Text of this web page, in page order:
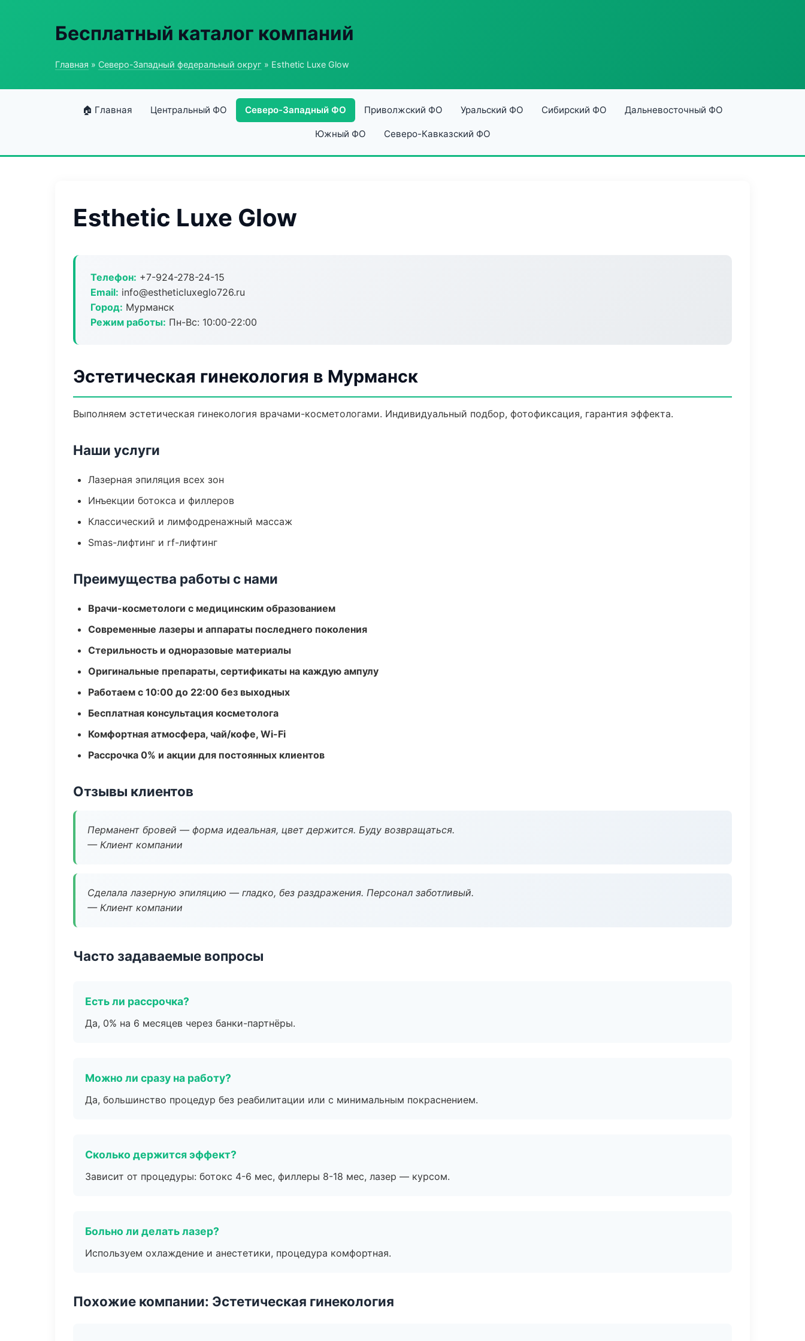
Бесплатный каталог компаний
Главная » Северо-Западный федеральный округ » Esthetic Luxe Glow
🏠 Главная Центральный ФО Северо-Западный ФО Приволжский ФО Уральский ФО Сибирский ФО Дальневосточный ФО
Южный ФО Северо-Кавказский ФО
Esthetic Luxe Glow
Телефон: +7-924-278-24-15
Email: info@estheticluxeglo726.ru
Город: Мурманск
Режим работы: Пн-Вс: 10:00-22:00
Эстетическая гинекология в Мурманск
Выполняем эстетическая гинекология врачами-косметологами. Индивидуальный подбор, фотофиксация, гарантия эффекта.
Наши услуги
Лазерная эпиляция всех зон
Инъекции ботокса и филлеров
Классический и лимфодренажный массаж
Smas-лифтинг и rf-лифтинг
Преимущества работы с нами
Врачи-косметологи с медицинским образованием
Современные лазеры и аппараты последнего поколения
Стерильность и одноразовые материалы
Оригинальные препараты, сертификаты на каждую ампулу
Работаем с 10:00 до 22:00 без выходных
Бесплатная консультация косметолога
Комфортная атмосфера, чай/кофе, Wi-Fi
Рассрочка 0% и акции для постоянных клиентов
Отзывы клиентов
Перманент бровей — форма идеальная, цвет держится. Буду возвращаться.
— Клиент компании
Сделала лазерную эпиляцию — гладко, без раздражения. Персонал заботливый.
— Клиент компании
Часто задаваемые вопросы
Есть ли рассрочка?
Да, 0% на 6 месяцев через банки-партнёры.
Можно ли сразу на работу?
Да, большинство процедур без реабилитации или с минимальным покраснением.
Сколько держится эффект?
Зависит от процедуры: ботокс 4-6 мес, филлеры 8-18 мес, лазер — курсом.
Больно ли делать лазер?
Используем охлаждение и анестетики, процедура комфортная.
Похожие компании: Эстетическая гинекология